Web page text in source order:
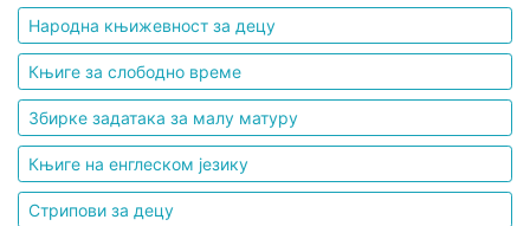
Народна књижевност за децу
Књиге за слободно време
Збирке задатака за малу матуру
Књиге на енглеском језику
Стрипови за децу